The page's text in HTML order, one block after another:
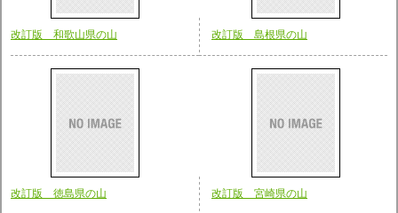
改訂版 和歌山県の山 改訂版 島根県の山
改訂版 徳島県の山 改訂版 宮崎県の山